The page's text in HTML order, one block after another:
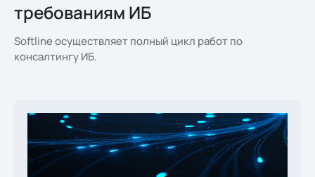
требованиям ИБ
Softline осуществляет полный цикл работ по
консалтингу ИБ.